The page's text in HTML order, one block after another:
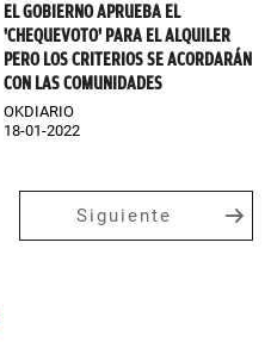
EL GOBIERNO APRUEBA EL
'CHEQUEVOTO' PARA EL ALQUILER
PERO LOS CRITERIOS SE ACORDARÁN
CON LAS COMUNIDADES
OKDIARIO
18-01-2022
Siguiente